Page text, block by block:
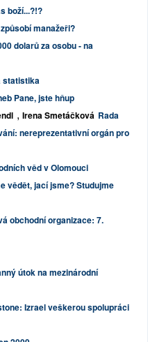
boží...?!?
manažeři?
dolarů za osobu - na
statistika
Pane, jste hňup
, Irena Smetáčková Rada
nereprezentativní orgán pro
věd v Olomouci
vědět, jací jsme? Studujme
obchodní organizace: 7.
útok na mezinárodní
Izrael veškerou spolupráci